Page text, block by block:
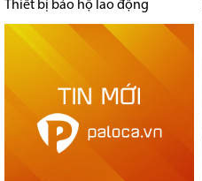
Thiết bị bảo hộ lao động